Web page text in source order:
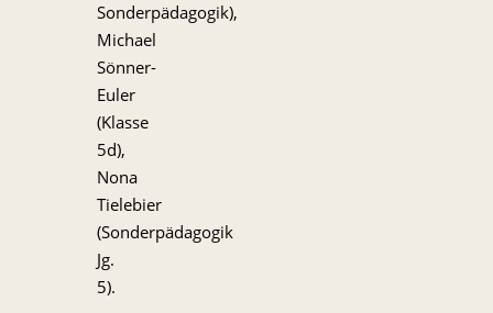
Sonderpädagogik),
Michael
Sönner-
Euler
(Klasse
5d),
Nona
Tielebier
(Sonderpädagogik
Jg.
5).